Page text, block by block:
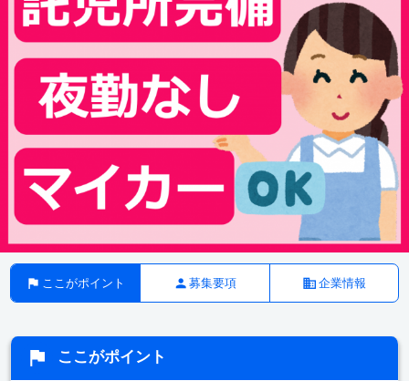
ここがポイント 募集要項 企業情報
ここがポイント